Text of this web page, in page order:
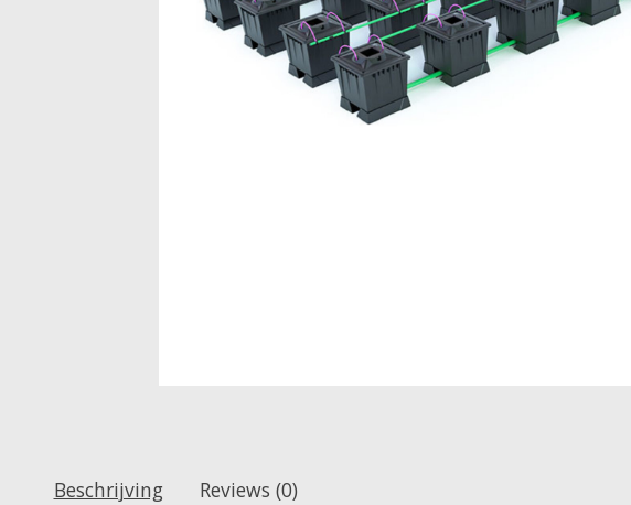
Beschrijving Reviews (0)